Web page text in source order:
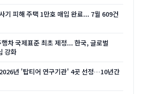
기 피해 주택 1만호 매입 완료... 7월 609건
차 국제표준 최초 제정... 한국, 글로벌
강화
년 '탑티어 연구기관' 4곳 선정…10년간